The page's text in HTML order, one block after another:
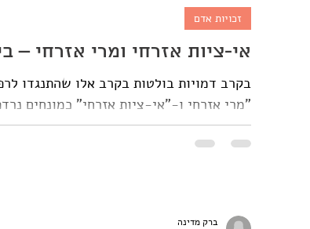
אי-ציות אזרחי ומרי אזרחי –
בקרב דמויות בולטות בקרב אלו שהתנגדו
"מרי אזרחי ו-"אי-ציות אזרחי" כמונחים
זכויות אדם
ברק מדינה